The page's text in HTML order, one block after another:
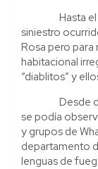
Hasta el
siniestro
Rosa pero para
habitacional
“diablitos” y
Desde
se podía
y grupos de
departamento
lenguas de